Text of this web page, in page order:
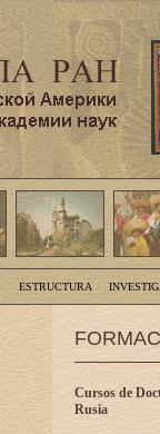
ESTRUCTURA
Cursos de
Rusia